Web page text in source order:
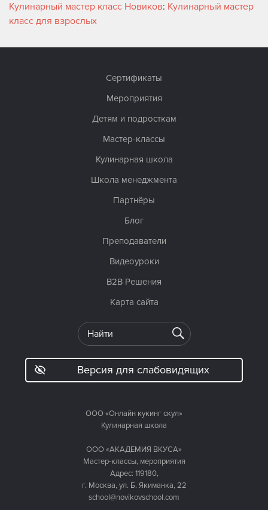
Кулинарный мастер класс Новиков: Кулинарный мастер
класс для взрослых
ООО «Онлайн кукинг скул»
Кулинарная школа
ООО «АКАДЕМИЯ ВКУСА»
Мастер-классы, мероприятия
Адрес: 119180,
г. Москва, ул. Б. Якиманка, 22
school@novikovschool.com
Сертификаты
Мероприятия
Детям и подросткам
Мастер-классы
Кулинарная школа
Школа менеджмента
Партнёры
Блог
Преподаватели
Видеоуроки
B2B Решения
Карта сайта
Версия для слабовидящих